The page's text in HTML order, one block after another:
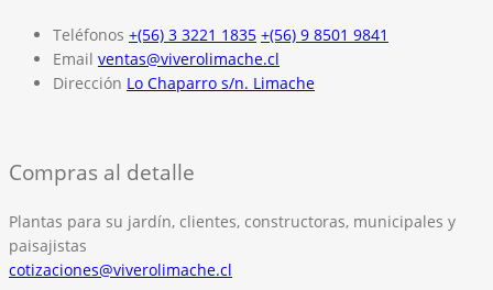
Teléfonos +(56) 3 3221 1835 +(56) 9 8501 9841
Email ventas@viverolimache.cl
Dirección Lo Chaparro s/n. Limache
Compras al detalle
Plantas para su jardín, clientes, constructoras, municipales y
paisajistas
cotizaciones@viverolimache.cl